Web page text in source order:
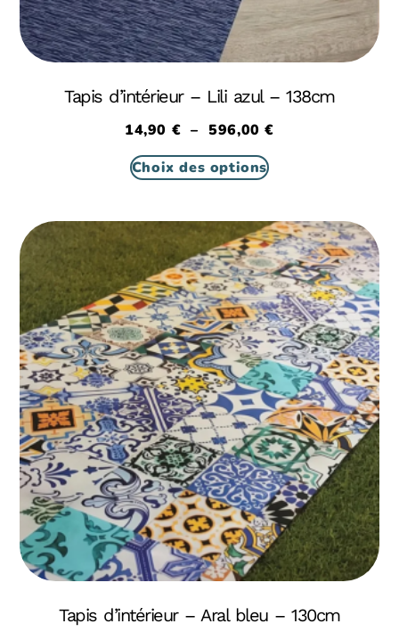
Tapis d’intérieur – Lili azul – 138cm
14,90 € – 596,00€
Choix des options
Tapis d’intérieur – Aral bleu – 130cm